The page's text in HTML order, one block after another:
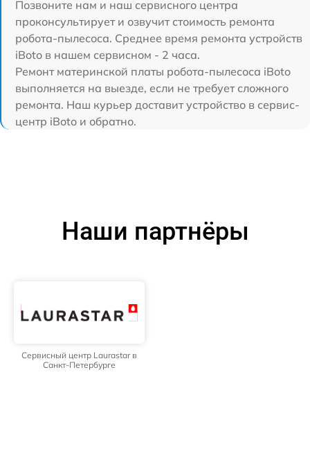
Позвоните нам и наш сервисного центра
проконсультирует и озвучит стоимость ремонта
робота-пылесоса. Среднее время ремонта устройств
iBoto в нашем сервисном - 2 часа.
Ремонт материнской платы робота-пылесоса iBoto
выполняется на выезде, если не требует сложного
ремонта. Наш курьер доставит устройство в сервис-
центр iBoto и обратно.
Наши партнёры
Сервисный центр Laurastar в
Санкт-Петербурге